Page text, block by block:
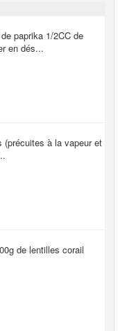
paprika 1/2CC de
en dés...
(précuites à la vapeur et
de lentilles corail